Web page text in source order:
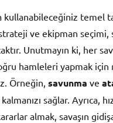
kullanabileceğiniz temel
ve ekipman seçimi,
Unutmayın ki, her
hamleleri yapmak için
Örneğin, savunma ve
sağlar. Ayrıca,
almak, savaşın